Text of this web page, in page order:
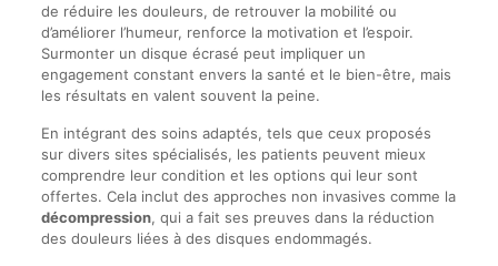
de réduire les douleurs, de retrouver la mobilité ou
d’améliorer l’humeur, renforce la motivation et l’espoir.
Surmonter un disque écrasé peut impliquer un
engagement constant envers la santé et le bien-être, mais
les résultats en valent souvent la peine.
En intégrant des soins adaptés, tels que ceux proposés
sur divers sites spécialisés, les patients peuvent mieux
comprendre leur condition et les options qui leur sont
offertes. Cela inclut des approches non invasives comme la
décompression, qui a fait ses preuves dans la réduction
des douleurs liées à des disques endommagés.